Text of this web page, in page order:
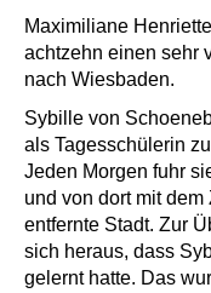
Maximiliane
achtzehn einen sehr
nach Wiesbaden.
Sybille von
als Tagesschülerin
Jeden Morgen fuhr
und von dort mit
entfernte Stadt. Zur
sich heraus, dass
gelernt hatte. Das